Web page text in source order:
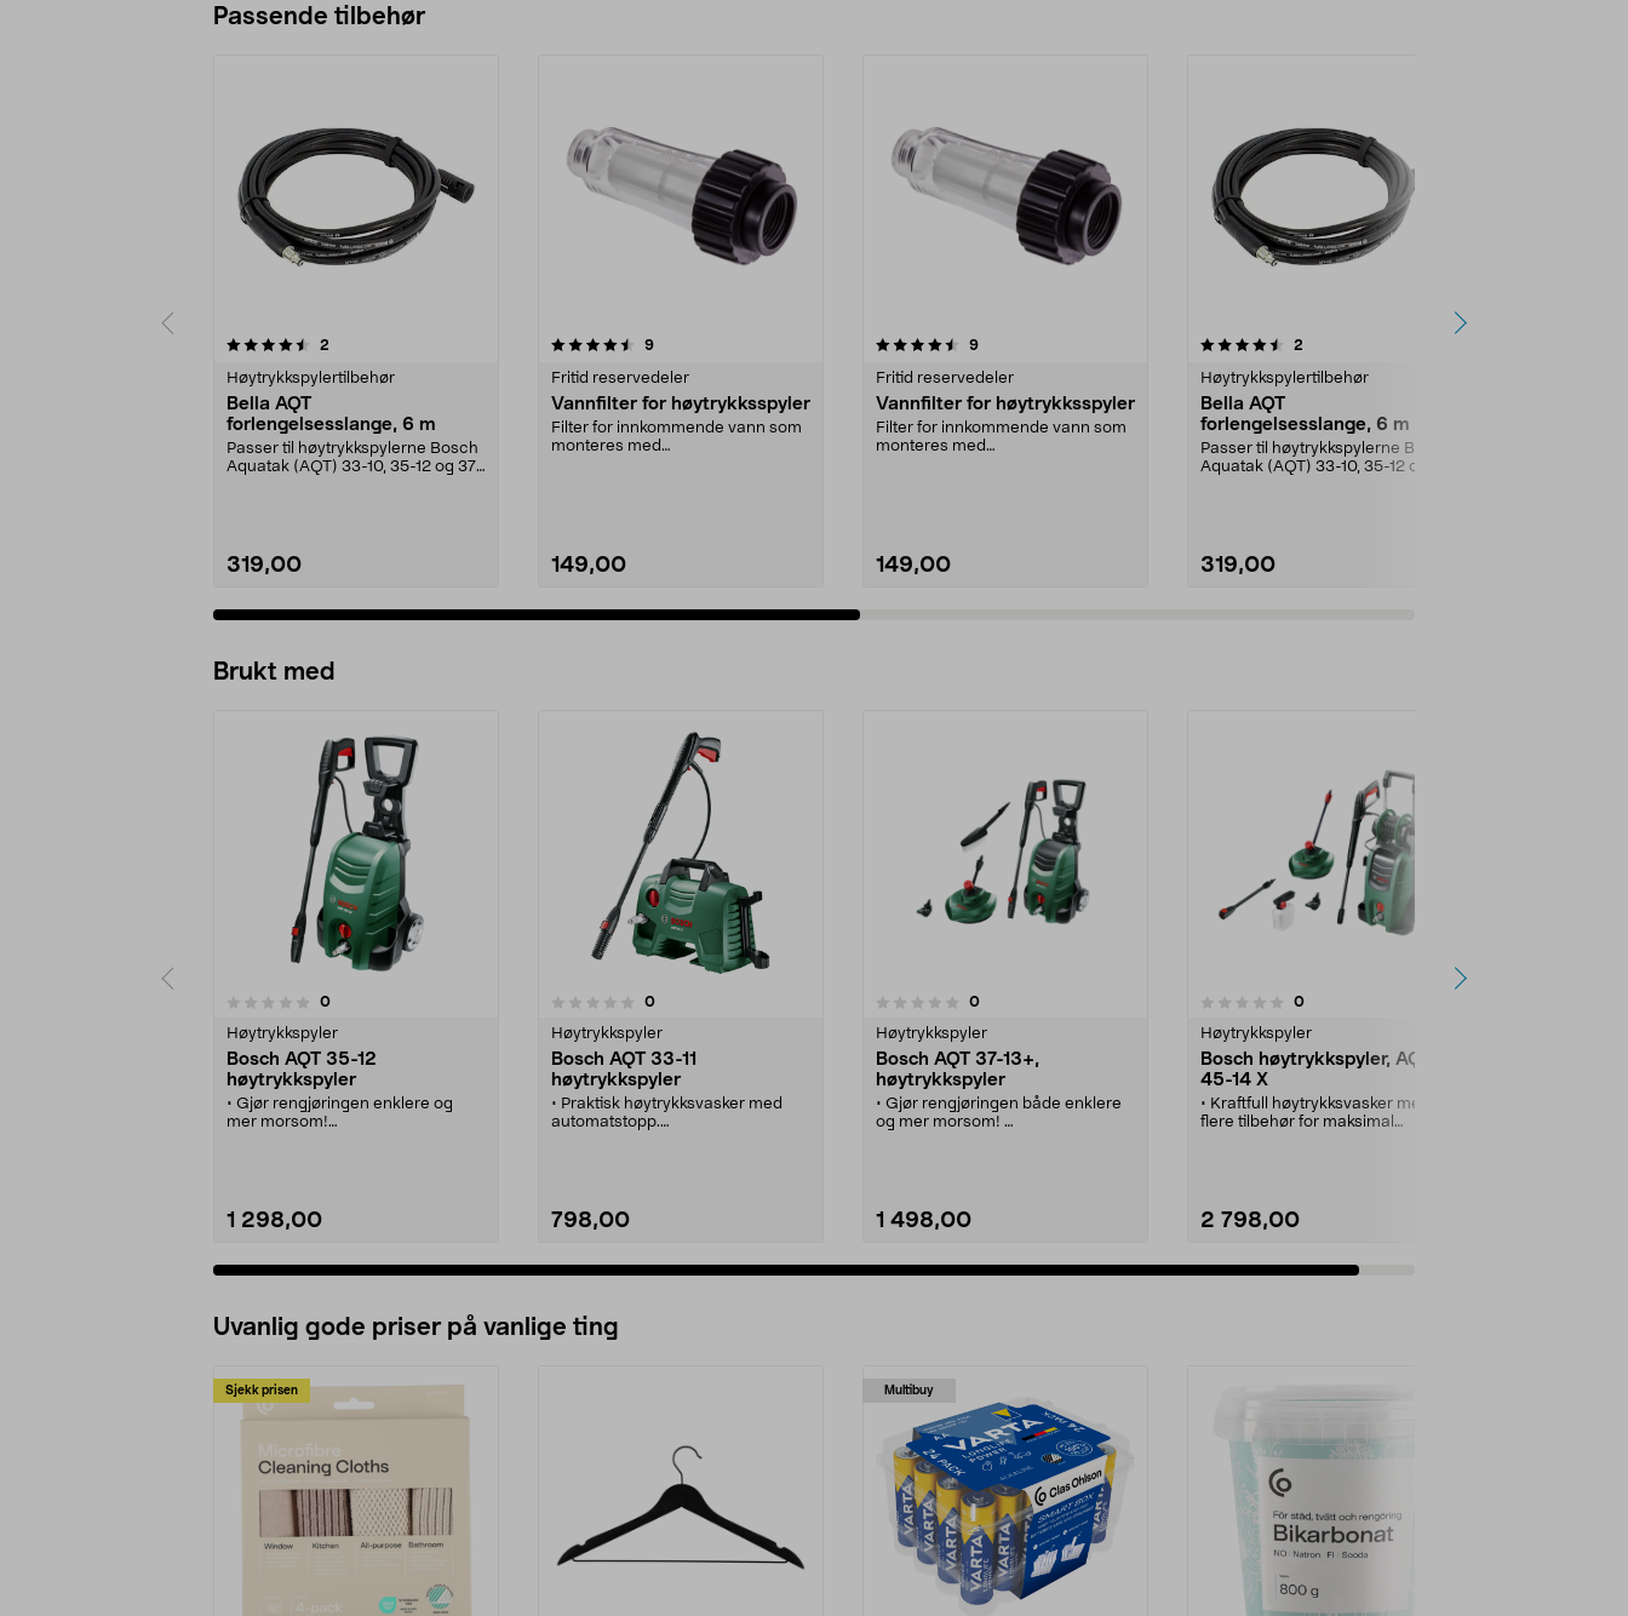
Passende tilbehør
2
Høytrykkspylertilbehør
Bella AQT
forlengelsesslange, 6 m
Passer til høytrykkspylerne Bosch
Aquatak (AQT) 33-10, 35-12 og 37-
319,00
4.5av 5 stjerner 9anmeldelser
Fritid reservedeler
Vannfilter for høytrykksspyler
Filter for innkommende vann som
monteres med
149,00
4.5av 5 stjerner 9anmeldelser
Fritid reservedeler
Vannfilter for høytrykksspyler
Filter for innkommende vann som
monteres med
149,00
4.5av 5 stjerner 2
Høytrykkspylertilbehør
Bella AQT
forlengelsesslange, 6 m
Passer til høytrykkspylerne Bosch
Aquatak (AQT) 33-10, 35-12 og 37-
319,00
4.5av 5 stjerner
Brukt med
0anmeldelser
Høytrykkspyler
Bosch AQT 35-12
høytrykkspyler
• Gjør rengjøringen enklere og
mer morsom!
• Hurtigkobling som gjør den enkel
å bruke.
tilbehør.
1 298,00
0.0 av 5 stjerner 0anmeldelser
Høytrykkspyler
Bosch AQT 33-11
høytrykkspyler
• Praktisk høytrykksvasker med
automatstopp.
798,00
0.0 av 5 stjerner 0anmeldelser
Høytrykkspyler
Bosch AQT 37-13+,
høytrykkspyler
• Gjør rengjøringen både enklere
og mer morsom!
Cleaner Deluxe blir trehellene
skinnende rene.
• Hurtigkoblingene gjør at den er
1 498,00
0.0 av 5 stjerner 0anmeldelser
Høytrykkspyler
Bosch høytrykkspyler, AQT
45-14 X
• Kraftfull høytrykksvasker med
flere tilbehør for maksimal
• Store, grove hjul og
teleskophåndtak - enkel å
2 798,00
Uvanlig gode priser på vanlige ting
Sjekk prisen Multibuy